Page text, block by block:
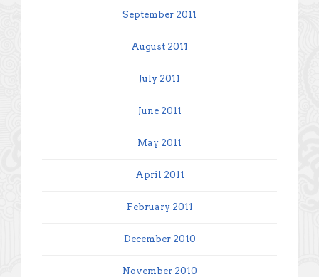
September 2011
August 2011
July 2011
June 2011
May 2011
April 2011
February 2011
December 2010
November 2010